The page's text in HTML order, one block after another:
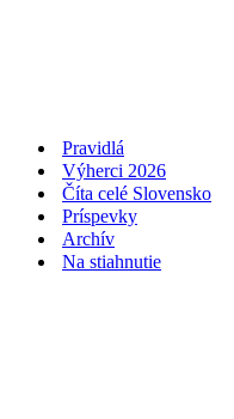
Pravidlá
Výherci 2026
Číta celé Slovensko
Príspevky
Archív
Na stiahnutie